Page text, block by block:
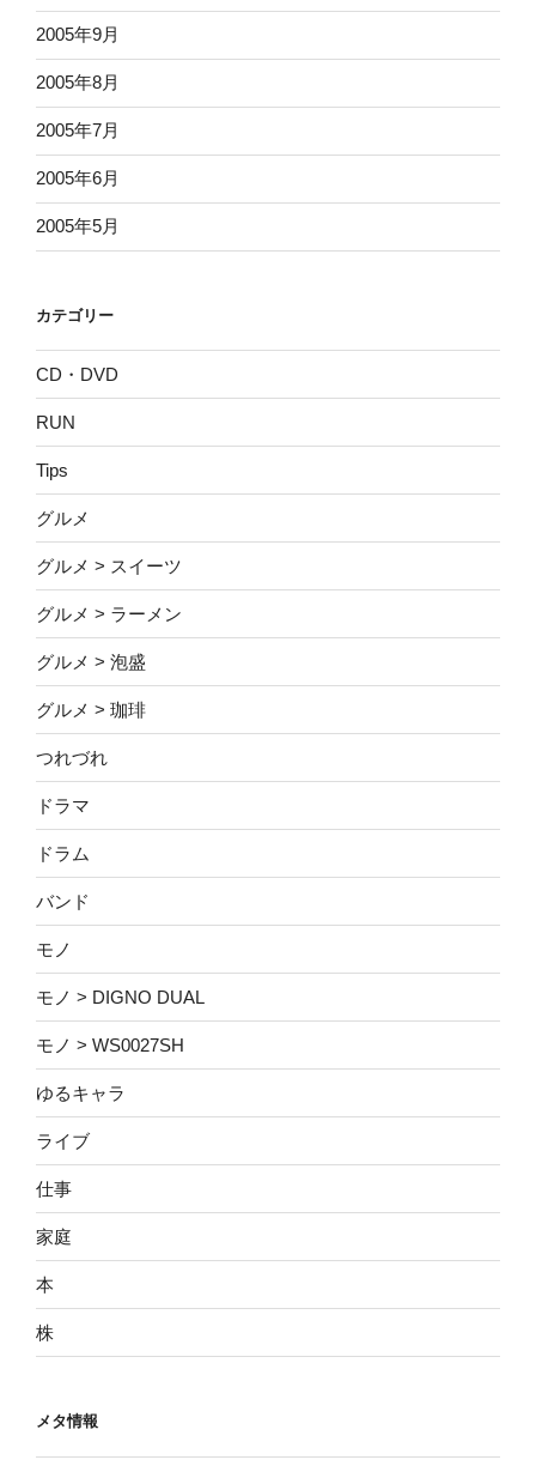
2005年9月
2005年8月
2005年7月
2005年6月
2005年5月
カテゴリー
CD・DVD
RUN
Tips
グルメ
グルメ > スイーツ
グルメ > ラーメン
グルメ > 泡盛
グルメ > 珈琲
つれづれ
ドラマ
ドラム
バンド
モノ
モノ > DIGNO DUAL
モノ > WS0027SH
ゆるキャラ
ライブ
仕事
家庭
本
株
メタ情報